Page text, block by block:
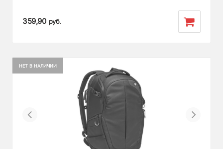
359,90 руб.
НЕТ В НАЛИЧИИ
Previous Next